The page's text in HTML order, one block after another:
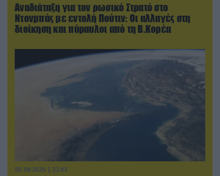
Αναδιάταξη για τον ρωσικό Στρατό στο
Ντονμπάς με εντολή Πούτιν: Οι αλλαγές στη
διοίκηση και πύραυλοι από τη Β.Κορέα
05.08.2026 | 22:02